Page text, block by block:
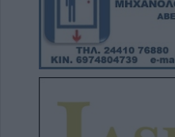
Αντώνιου Ηλ.
8 Αυγούστου 2026, 13:02
Βλάβη στο δίκτυο
το μεσημέρι του
Λυκαβηττός: Πτώμα